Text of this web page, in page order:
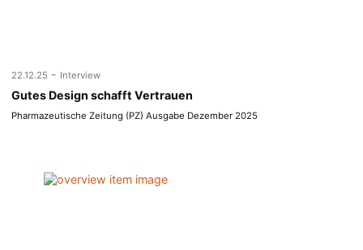
22.12.25 - Interview
Gutes Design schafft Vertrauen
Pharmazeutische Zeitung (PZ) Ausgabe Dezember 2025